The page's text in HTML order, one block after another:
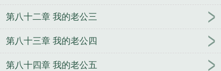
第八十二章 我的老公三
第八十三章 我的老公四
第八十四章 我的老公五